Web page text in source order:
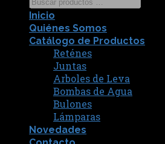
Inicio
Quiénes Somos
Catálogo de Productos
Reténes
Juntas
Arboles de Leva
Bombas de Agua
Bulones
Lámparas
Novedades